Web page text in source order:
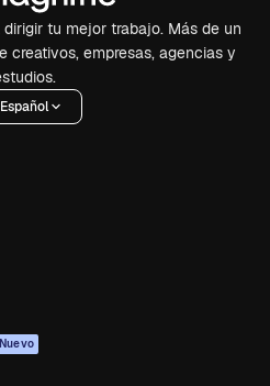
tu mejor trabajo. Más de un
creativos, empresas, agencias y
Español
Nuevo